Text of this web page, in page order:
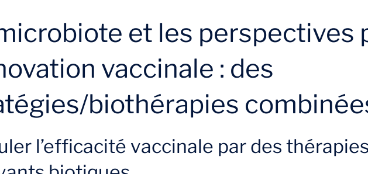
et les perspectives
vaccinale : des
biothérapies
l’efficacité vaccinale par des